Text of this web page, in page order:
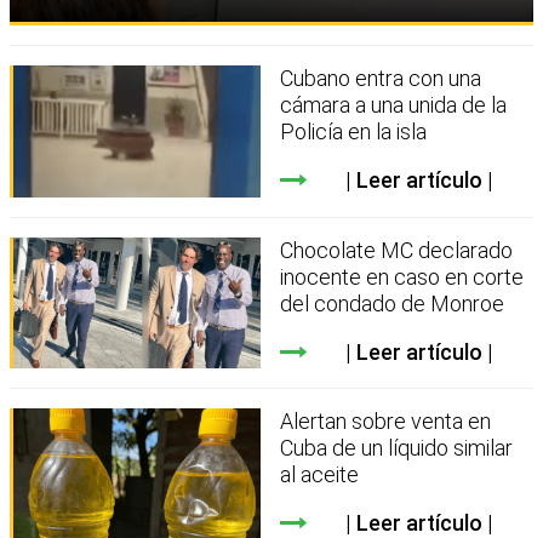
Cubano entra con una
cámara a una unida de la
Policía en la isla
Leer artículo
Chocolate MC declarado
inocente en caso en corte
del condado de Monroe
Leer artículo
Alertan sobre venta en
Cuba de un líquido similar
al aceite
Leer artículo